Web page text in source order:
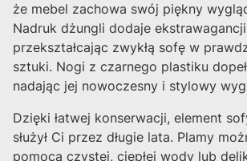
że mebel zachowa swój piękny
Nadruk dżungli dodaje
przekształcając zwykłą sofę w
sztuki. Nogi z czarnego plastiku
nadając jej nowoczesny i stylowy
Dzięki łatwej konserwacji, element
służył Ci przez długie lata. Plamy
pomocą czystej, ciepłej wody lub